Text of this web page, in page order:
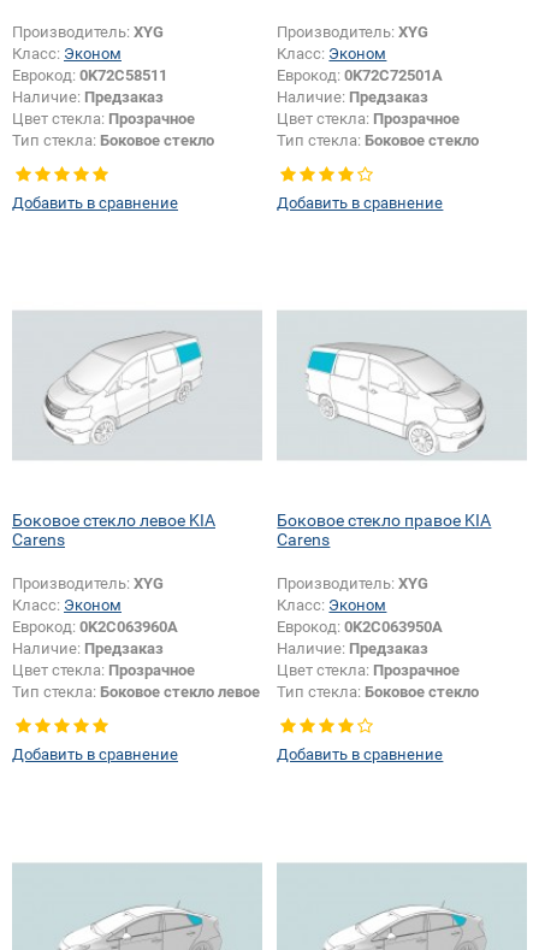
Производитель: XYG
Класс: Эконом
Еврокод: 0K72C58511
Наличие: Предзаказ
Цвет стекла: Прозрачное
Тип стекла: Боковое стекло
правое
Добавить в сравнение
Производитель:XYG
Класс: Эконом
Еврокод:0K72C72501A
Наличие: Предзаказ
Цвет стекла: Прозрачное
Тип стекла: Боковое стекло
правое
Изменение размера:
Добавить в сравнение
Боковое стекло левое KIA
Carens
Производитель: XYG
Класс: Эконом
Еврокод: 0K2C063960A
Наличие: Предзаказ
Цвет стекла: Прозрачное
Тип стекла: Боковое стекло левое
Добавить в сравнение
Боковое стекло правое KIA
Carens
Производитель:XYG
Класс: Эконом
Еврокод:0K2C063950A
Наличие: Предзаказ
Цвет стекла: Прозрачное
Тип стекла: Боковое стекло
Добавить в сравнение